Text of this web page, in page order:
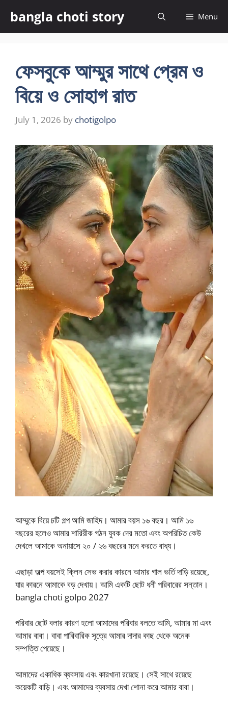
content
bangla choti story Menu
ফেসবুকে আম্মুর সাথে প্রেম ও
বিয়ে ও সোহাগ রাত
July 1, 2026 by chotigolpo
আম্মুকে বিয়ে চটি গল্প আমি জাহিদ। আমার বয়স ১৬ বছর। আমি ১৬
বছরের হলেও আমার শারিরীক গঠন যুবক দের মতো এবং অপরিচিত কেউ
দেখলে আমাকে অনায়াসে ২০ / ২৬ বছরের মনে করতে বাধ্য।
এছাড়া অল্প বয়সেই ক্লিন সেভ করার কারনে আমার গাল ভর্তি দাড়ি রয়েছে,
যার কারনে আমাকে বড় দেখায়। আমি একটি ছোট ধনী পরিবারের সন্তান।
bangla choti golpo 2027
পরিবার ছোট বলার কারণ হলো আমাদের পরিবার বলতে আমি, আমার মা এবং
আমার বাবা। বাবা পারিবারিক সূত্রে আমার দাদার কাছ থেকে অনেক
সম্পত্তি পেয়েছে।
আমাদের একাধিক ব্যবসায় এবং কারখানা রয়েছে। সেই সাথে রয়েছে
কয়েকটি বাড়ি। এবং আমাদের ব্যবসায় দেখা শোনা করে আমার বাবা।